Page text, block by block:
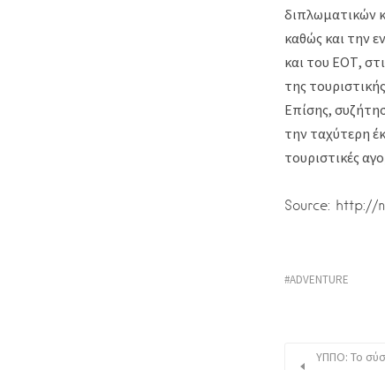
διπλωματικών
καθώς και την
και του ΕΟΤ,
της
Επίσης,
την ταχύτερη
τουριστικές
Source: http://
ADVENTURE
ΥΠΠΟ: Το